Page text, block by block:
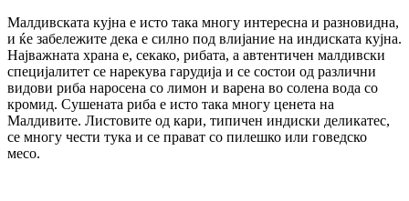
Малдивската кујна е исто така многу интересна и разновидна,
и ќе забележите дека е силно под влијание на индиската кујна.
Најважната храна е, секако, рибата, а автентичен малдивски
специјалитет се нарекува гарудија и се состои од различни
видови риба наросена со лимон и варена во солена вода со
кромид. Сушената риба е исто така многу ценета на
Малдивите. Листовите од кари, типичен индиски деликатес,
се многу чести тука и се прават со пилешко или говедско
месо.